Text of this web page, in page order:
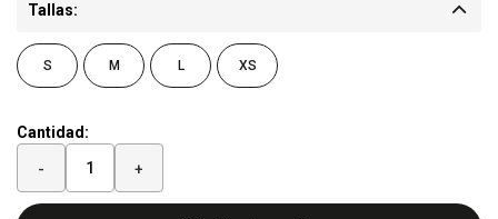
Tallas:
S M L XS
Cantidad:
- +